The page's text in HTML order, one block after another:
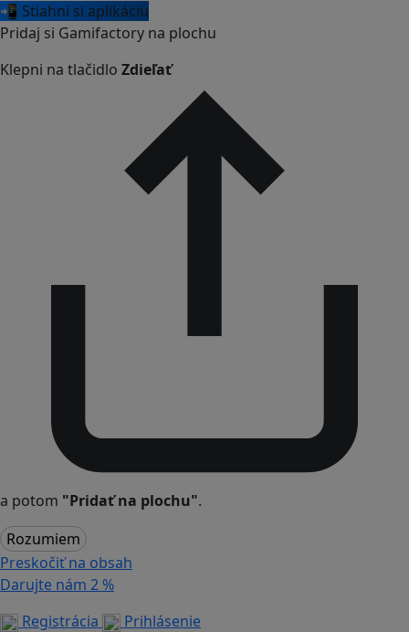
📲 Stiahni si aplikáciu
Pridaj si Gamifactory na plochu
Klepni na tlačidlo Zdieľať
a potom "Pridať na plochu".
Rozumiem
Preskočiť na obsah
Darujte nám 2 %
Registrácia
Prihlásenie